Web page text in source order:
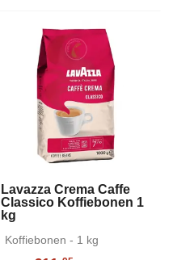
Lavazza Crema Caffe
Classico Koffiebonen 1
kg
Koffiebonen - 1 kg